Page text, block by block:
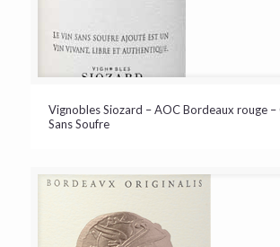
Vignobles Siozard – AOC Bordeaux rouge –
Sans Soufre